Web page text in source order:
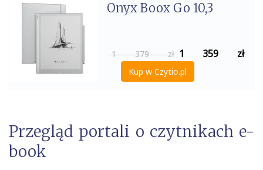
Onyx Boox Go 10,3
1 379 zł 1 359 zł
Kup w Czytio.pl
Przegląd portali o czytnikach e-
book